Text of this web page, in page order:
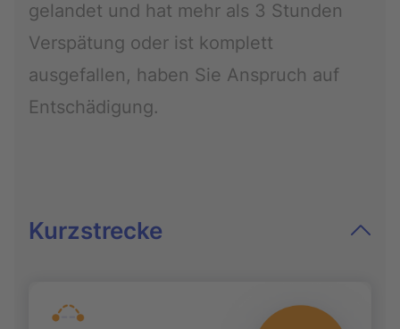
gelandet und hat mehr als 3 Stunden
Verspätung oder ist komplett
ausgefallen, haben Sie Anspruch auf
Entschädigung.
Kurzstrecke